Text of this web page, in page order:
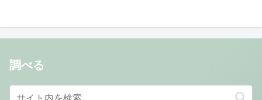
調べる